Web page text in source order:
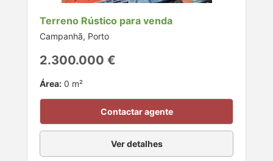
Terreno Rústico para venda
Campanhã, Porto
2.300.000 €
Área: 0 m²
Contactar agente
Ver detalhes